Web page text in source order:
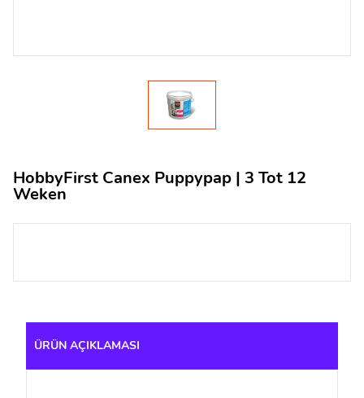
HobbyFirst Canex Puppypap | 3 Tot 12
Weken
ÜRÜN AÇIKLAMASI